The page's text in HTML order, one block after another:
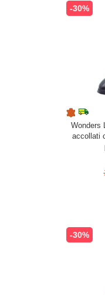
-30%
Wonders
accollati
-30%